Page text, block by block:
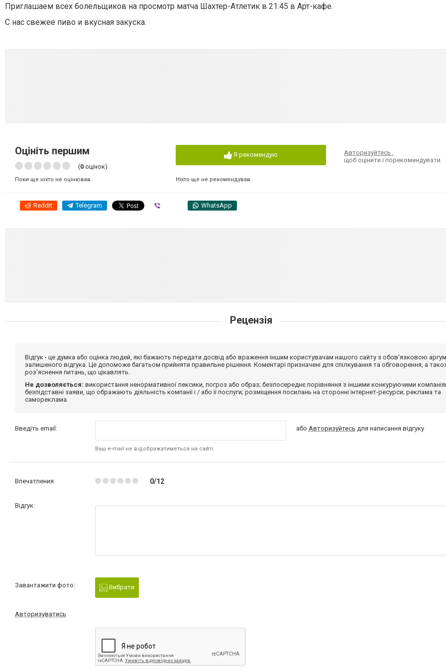
Приглашаем всех болельщиков на просмотр матча Шахтер-Атлетик в 21:45 в Арт-кафе.
С нас свежее пиво и вкусная закуска.
Оцініть першим
(0 оцінок)
Поки ще ніхто не оцінював
Я рекомендую
Ніхто ще не рекомендував
Авторизуйтесь,
щоб оцінити і порекомендувати
Reddit Telegram WhatsApp
Рецензія
Відгук - це думка або оцінка людей, які бажають передати досвід або враження іншим користувачам нашого сайту з обов'язковою
залишеного відгука. Це допоможе багатьом прийняти правильне рішення. Коментарі призначені для спілкування та обговорення, а
роз'яснення питань, що цікавлять.
Не дозволяється: використання ненормативної лексики, погроз або образ; безпосереднє порівняння з іншими конкуруючими
безпідставні заяви, що ображають діяльність компанії і / або її послуги; розміщення посилань на сторонні інтернет-ресурси; реклама та
самореклама.
Введіть email:
Ваш e-mail не відображатиметься на сайті
або Авторизуйтесь для написання відгуку
Впечатления 0/12
Відгук:
Завантажити фото: Вибрати
Авторизуватись